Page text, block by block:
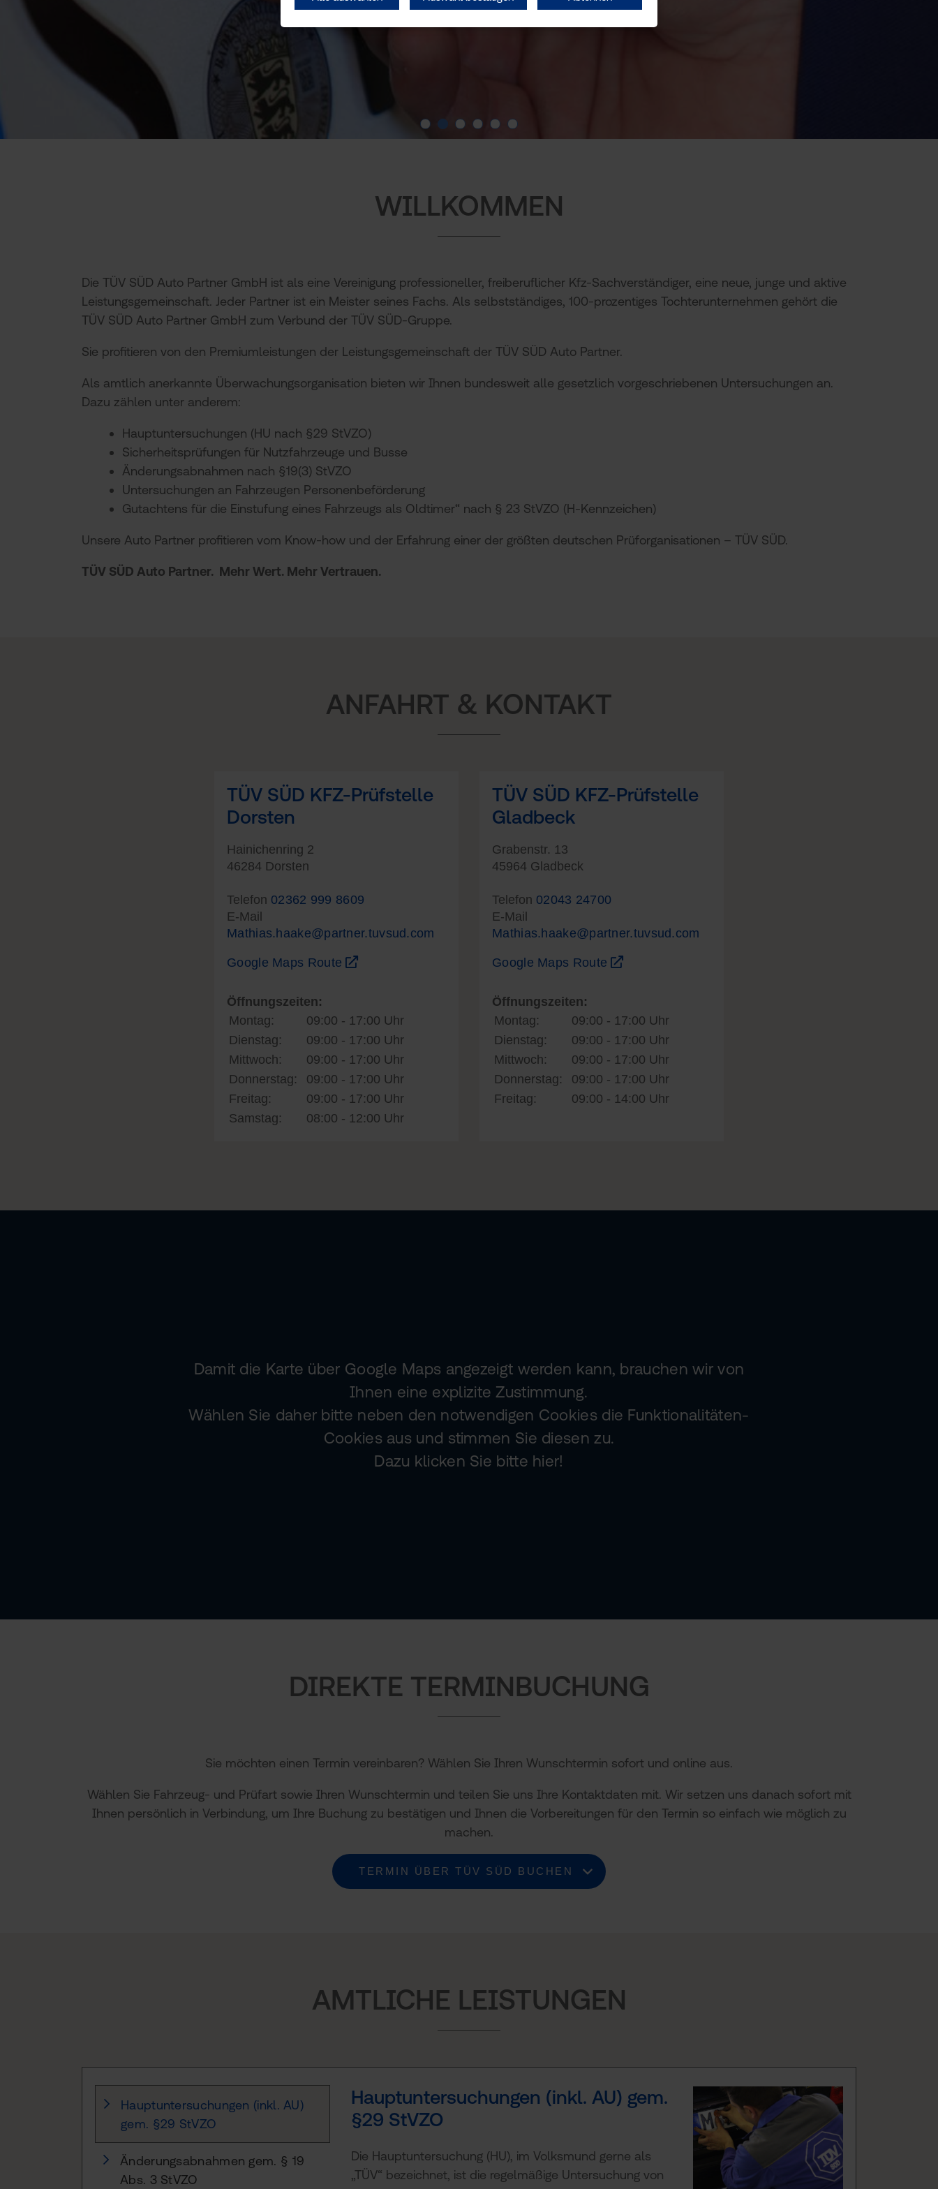
Slide 1Slide 2Slide 3Slide 4Slide 5Slide 6
WILLKOMMEN
Die TÜV SÜD Auto Partner GmbH ist als eine Vereinigung professioneller, freiberuflicher Kfz-Sachverständiger, eine neue, junge und aktive
Leistungsgemeinschaft. Jeder Partner ist ein Meister seines Fachs. Als selbstständiges, 100-prozentiges Tochterunter­nehmen gehört die
TÜV SÜD Auto Partner GmbH zum Verbund der TÜV SÜD-Gruppe.
Sie profitieren von den Premiumleistungen der Leistungsgemeinschaft der TÜV SÜD Auto Partner.
Als amtlich anerkannte Überwachungsorganisation bieten wir Ihnen bundesweit alle gesetzlich vorgeschriebenen Untersuchungen an.
Dazu zählen unter anderem:
Hauptuntersuchungen (HU nach §29 StVZO)
Sicherheitsprüfungen für Nutzfahrzeuge und Busse
Änderungsabnahmen nach §19(3) StVZO
Untersuchungen an Fahrzeugen Personenbeförderung
Gutachtens für die Einstufung eines Fahrzeugs als Oldtimer“ nach § 23 StVZO (H-Kennzeichen)
Unsere Auto Partner profitieren vom Know-how und der Erfahrung einer der größten deutschen Prüforganisationen – TÜV SÜD.
TÜV SÜD Auto Partner. Mehr Wert. Mehr Vertrauen.
ANFAHRT & KONTAKT
TÜV SÜD KFZ-Prüfstelle
Dorsten
Hainichenring 2
46284 Dorsten
Telefon 02362 999 8609
E-Mail
Mathias.haake@partner.tuvsud.com
Google Maps Route
Öffnungszeiten:
Montag:
09:00 - 17:00 Uhr
Dienstag:
09:00 - 17:00 Uhr
Mittwoch:
09:00 - 17:00 Uhr
Donnerstag:
09:00 - 17:00 Uhr
Freitag:
09:00 - 17:00 Uhr
Samstag:
08:00 - 12:00 Uhr
TÜV SÜD KFZ-Prüfstelle
Gladbeck
Grabenstr. 13
45964 Gladbeck
Telefon 02043 24700
E-Mail
Mathias.haake@partner.tuvsud.com
Google Maps Route
Öffnungszeiten:
Montag:
09:00 - 17:00 Uhr
Dienstag:
09:00 - 17:00 Uhr
Mittwoch:
09:00 - 17:00 Uhr
Donnerstag:
09:00 - 17:00 Uhr
Freitag:
09:00 - 14:00 Uhr
Damit die Karte über Google Maps angezeigt werden kann, brauchen wir von
Ihnen eine explizite Zustimmung.
Wählen Sie daher bitte neben den notwendigen Cookies die Funktionalitäten-
Cookies aus und stimmen Sie diesen zu.
Dazu klicken Sie bitte hier!
DIREKTE TERMINBUCHUNG
Sie möchten einen Termin vereinbaren? Wählen Sie Ihren Wunschtermin sofort und online aus.
Wählen Sie Fahrzeug- und Prüfart sowie Ihren Wunschtermin und teilen Sie uns Ihre Kontaktdaten mit. Wir setzen uns danach sofort mit
Ihnen persönlich in Verbindung, um Ihre Buchung zu bestätigen und Ihnen die Vorbereitungen für den Termin so einfach wie möglich zu
machen.
TERMIN ÜBER TÜV SÜD BUCHEN
AMTLICHE LEISTUNGEN
Hauptuntersuchungen (inkl. AU)
gem. §29 StVZO
Änderungsabnahmen gem. § 19
Abs. 3 StVZO
Hauptuntersuchungen (inkl. AU) gem.
§29 StVZO
Die Hauptuntersuchung (HU), im Volksmund gerne als
„TÜV“ bezeichnet, ist die regelmäßige Untersuchung von